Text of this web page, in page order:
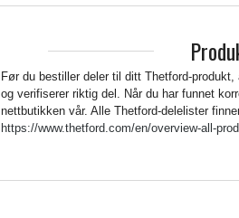
Før du bestiller deler til ditt Thetford-
og verifiserer riktig del. Når du har funnet
nettbutikken vår. Alle Thetford-delelister
https://www.thetford.com/en/overview-all-